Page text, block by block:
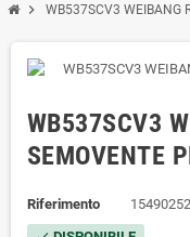
chevron_right WB537SCV3 WEIBANG
WB537SCV3
SEMOVENTE
Riferimento